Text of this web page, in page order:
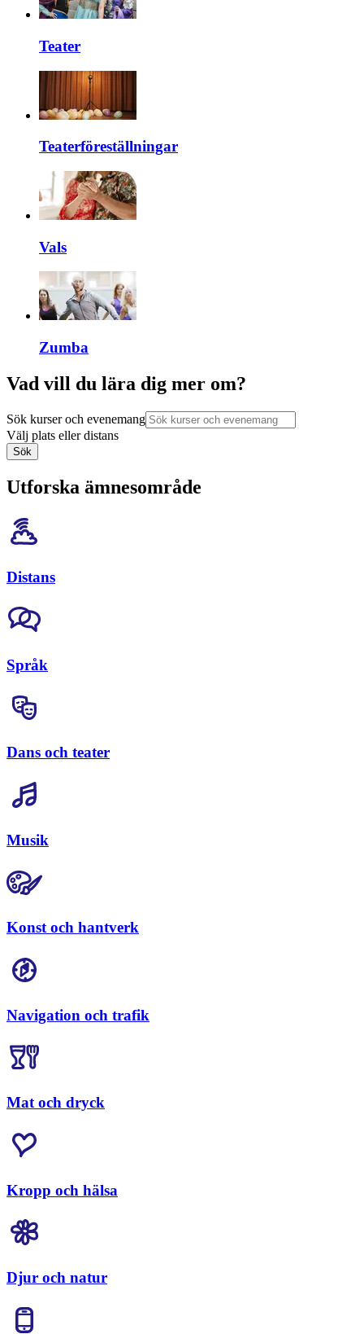
Teater
Teaterföreställningar
Vals
Zumba
Vad vill du lära dig mer om?
Sök kurser och evenemang
Välj plats eller distans
Sök
Utforska ämnesområde
Distans
Språk
Dans och teater
Musik
Konst och hantverk
Navigation och trafik
Mat och dryck
Kropp och hälsa
Djur och natur